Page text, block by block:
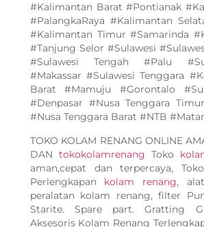
#Kalimantan Barat #Pontianak
#PalangkaRaya #Kalimantan
#Kalimantan Timur #Samarinda
#Tanjung Selor #Sulawesi
#Sulawesi Tengah #Palu
#Makassar #Sulawesi Tenggara
Barat #Mamuju #Gorontalo
#Denpasar #Nusa Tenggara
#Nusa Tenggara Barat #NTB
TOKO KOLAM RENANG ONLINE
DANtokokolamrenang Toko
aman,cepat dan terpercaya,
Perlengkapan kolam renang,
peralatan kolam renang, filter
Starite. Spare part. Gratting
Aksesoris Kolam Renang